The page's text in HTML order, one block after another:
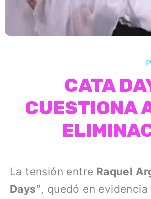
CATA
CUESTIONA
La tensión entre Raquel
Days”, quedó en evidencia